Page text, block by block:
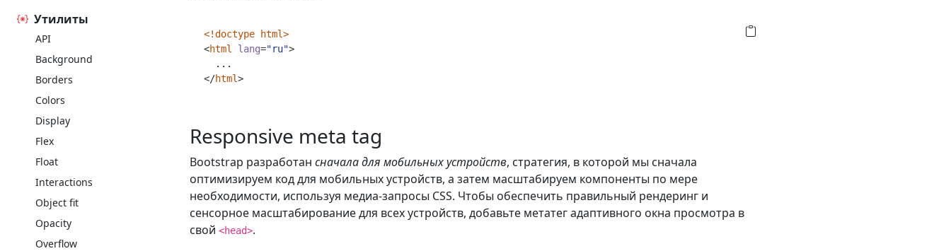
Утилиты
API
Background
Borders
Colors
Display
Flex
Float
Interactions
Object fit
Opacity
Overflow
<!doctype html>
<html lang="ru">
</html>
Responsive meta tag
Bootstrap разработан сначала для мобильных устройств, стратегия, в которой мы сначала
оптимизируем код для мобильных устройств, а затем масштабируем компоненты по мере
необходимости, используя медиа-запросы CSS. Чтобы обеспечить правильный рендеринг и
сенсорное масштабирование для всех устройств, добавьте метатег адаптивного окна просмотра в
свой <head>.